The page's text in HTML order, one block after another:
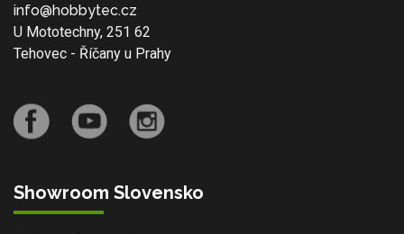
info@hobbytec.cz
U Mototechny, 251 62
Tehovec - Říčany u Prahy
Showroom Slovensko